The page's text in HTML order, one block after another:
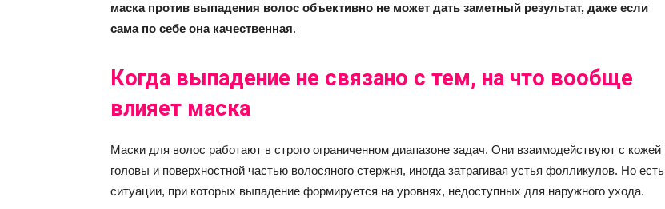
маска против выпадения волос объективно не может дать заметный результат, даже если
сама по себе она качественная.
Когда выпадение не связано с тем, на что вообще
влияет маска
Маски для волос работают в строго ограниченном диапазоне задач. Они взаимодействуют с кожей
головы и поверхностной частью волосяного стержня, иногда затрагивая устья фолликулов. Но есть
ситуации, при которых выпадение формируется на уровнях, недоступных для наружного ухода.